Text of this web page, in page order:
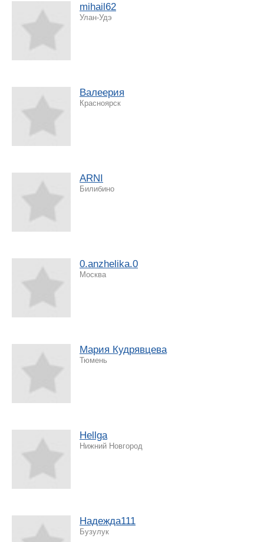
mihail62
Улан-Удэ
Валеерия
Красноярск
ARNI
Билибино
0.anzhelika.0
Москва
Мария Кудрявцева
Тюмень
Hellga
Нижний Новгород
Надежда111
Бузулук